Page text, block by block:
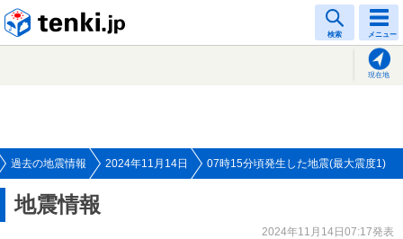
検索 メニュー
現在地
過去の地震情報 2024年11月14日 07時15分頃発生した地震(最大震度1)
地震情報
2024年11月14日07:17発表